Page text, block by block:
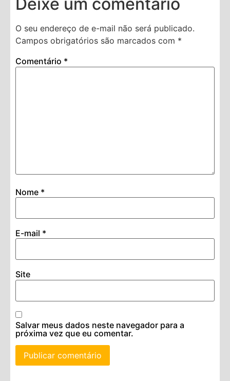
O seu endereço de e-mail não será publicado.
Campos obrigatórios são marcados com *
Comentário *
Nome *
E-mail *
Site
Salvar meus dados neste navegador para a
próxima vez que eu comentar.